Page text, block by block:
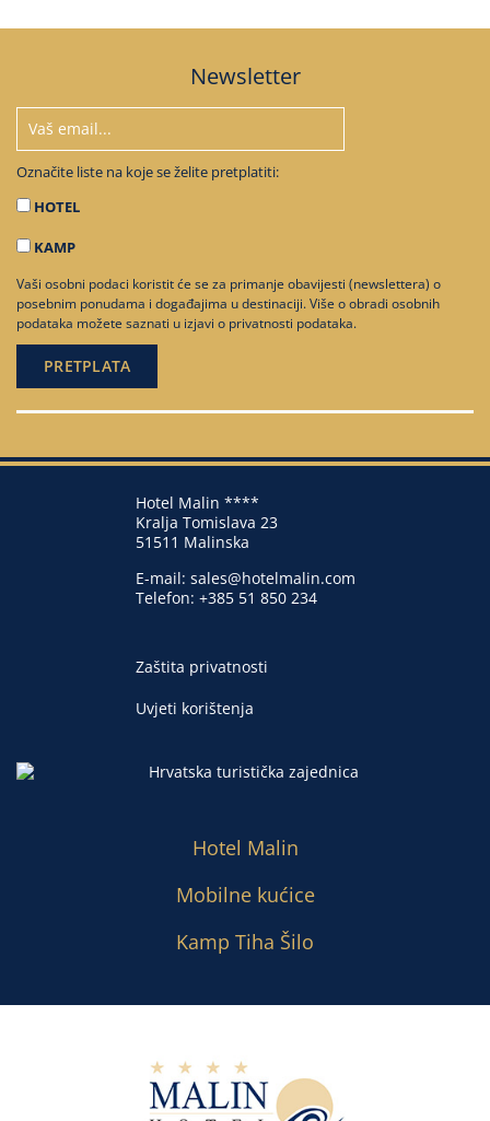
Newsletter
Označite liste na koje se želite pretplatiti:
HOTEL
KAMP
Vaši osobni podaci koristit će se za primanje obavijesti (newslettera) o
posebnim ponudama i događajima u destinaciji. Više o obradi osobnih
podataka možete saznati u izjavi o privatnosti podataka.
Hotel Malin ****
Kralja Tomislava 23
51511 Malinska
E-mail: sales@hotelmalin.com
Telefon: +385 51 850 234
Zaštita privatnosti
Uvjeti korištenja
Hotel Malin
Mobilne kućice
Kamp Tiha Šilo